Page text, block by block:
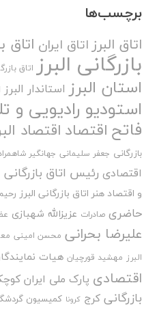
برچسب‌ها
اتاق البرزاتاق ایران اتاق
بازرگانی البرز اتاق
استان البرز استاندار البرز
استودیو رادیویی و
فاتح اقتصاد اقتصاد
بازرگانی جعفر سلیمانی جهانگیر
اقتصادی رئیس اتاق بازرگانی
و اقتصاد هنر اتاق بازرگانی البرز
حاضری صادرات عزیزالله شهبازی
علیرضا بحرانی محسن امینی
البرز مهشید قورچیان هیات
اقتصادی پارک ملی ایران
بازرگانی کرج کرونا کمیسیون